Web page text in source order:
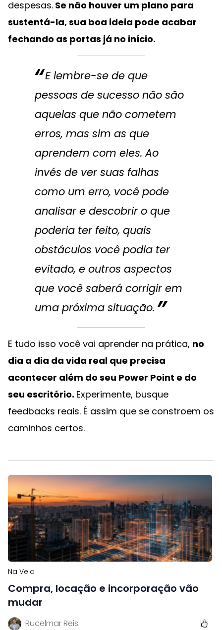
despesas. Se não houver um plano para
sustentá-la, sua boa ideia pode acabar
fechando as portas já no início.
E lembre-se de que
pessoas de sucesso não são
aquelas que não cometem
erros, mas sim as que
aprendem com eles. Ao
invés de ver suas falhas
como um erro, você pode
analisar e descobrir o que
poderia ter feito, quais
obstáculos você podia ter
evitado, e outros aspectos
que você saberá corrigir em
uma próxima situação.
E tudo isso você vai aprender na prática, no
dia a dia da vida real que precisa
acontecer além do seu Power Point e do
seu escritório. Experimente, busque
feedbacks reais. É assim que se constroem os
caminhos certos.
Na Veia
Compra, locação e incorporação vão
mudar
Rucelmar Reis